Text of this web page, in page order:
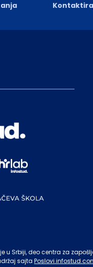
Srbiji, deo centra za
sajta